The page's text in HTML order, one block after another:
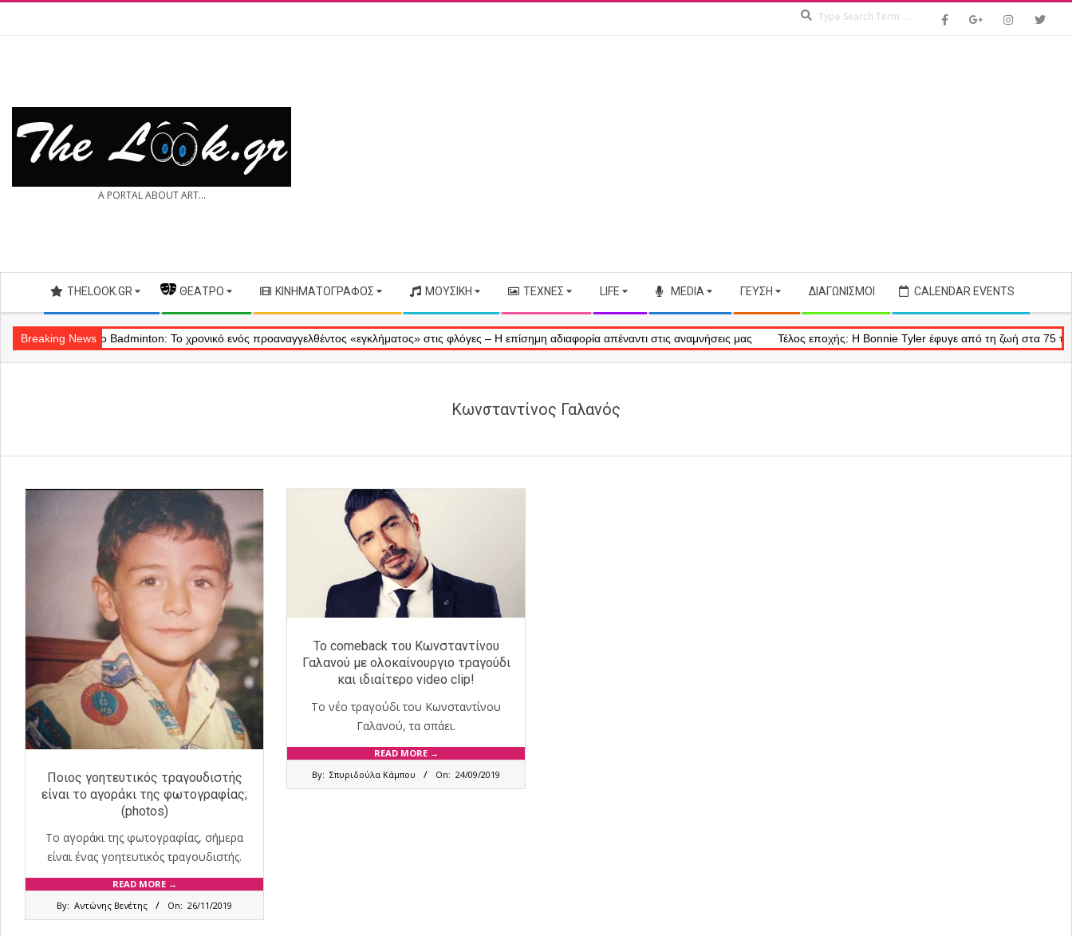
THE A PORTAL ABOUT ART...
Secondary
Navigation
Menu
THELOOK.GR — ΘΈΑΤΡΟ ΚΙΝΗΜΑΤΟΓΡΆΦΟΣ ΜΟΥΣΙΚΉ ΤΈΧΝΕΣ LIFE MEDIA ΓΕΎΣΗ ΔΙΑΓΩΝΙΣΜΟΊ CALENDAR EVENTS
Breaking News
Θέατρο Badminton: Το χρονικό ενός προαναγγελθέντος «εγκλήματος» στις φλόγες – Η επίσημη αδιαφορία απέναντι στις αναμνήσεις μας Τέλος εποχής: Η Bonnie Tyler έφυγε από τη ζωή στα 75 της
Κωνσταντίνος Γαλανός
Ποιος γοητευτικός τραγουδιστής
είναι το αγοράκι της φωτογραφίας;
(photos)
Το αγοράκι της φωτογραφίας, σήμερα
είναι ένας γοητευτικός τραγουδιστής.
READ MORE →
By: Αντώνης Βενέτης On: 26/11/2019
Το comeback του Κωνσταντίνου
Γαλανού με ολοκαίνουργιο τραγούδι
και ιδιαίτερο video clip!
Το νέο τραγούδι του Κωνσταντίνου
Γαλανού, τα σπάει.
READ MORE →
By: Σπυριδούλα Κάμπου On: 24/09/2019